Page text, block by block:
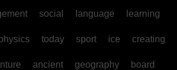
social language learning
today sport ice creating
ancient geography board